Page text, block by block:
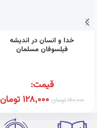
خدا و انسان در اندیشه
فیلسوفان مسلمان
قیمت:
160,000تومان 128,000تومان